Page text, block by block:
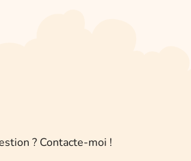
? Contacte-moi !